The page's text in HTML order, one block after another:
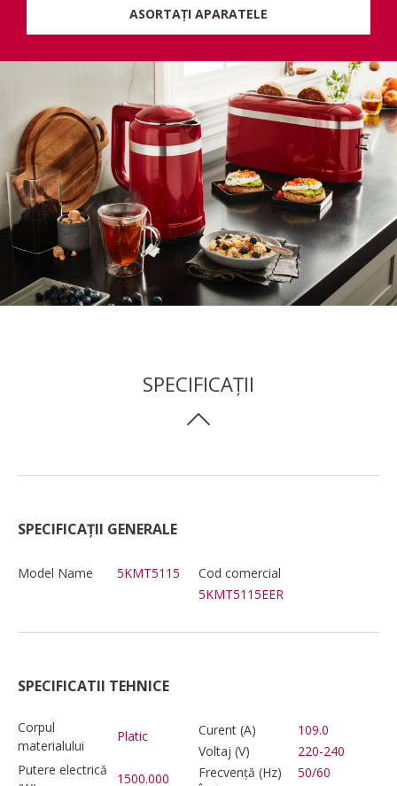
ASORTAȚI APARATELE
SPECIFICAȚII
SPECIFICAȚII GENERALE
Model Name 5KMT5115
Cod comercial
5KMT5115EER
SPECIFICATII TEHNICE
Corpul
materialului
Platic Curent (A)
109.0
Voltaj (V)
220-240
Putere electrică
1500.000 Frecvență (Hz)
50/60